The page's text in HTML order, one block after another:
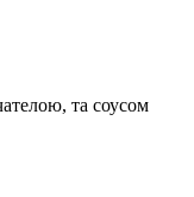
та соусом